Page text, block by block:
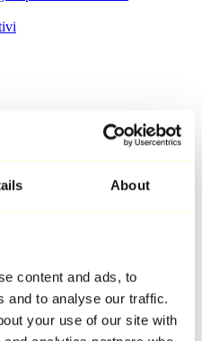
About
content and ads, to
and to analyse our traffic.
your use of our site with